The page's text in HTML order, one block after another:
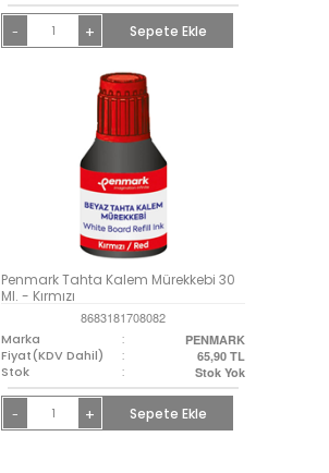
- + Sepete Ekle
Penmark Tahta Kalem Mürekkebi 30
Ml. - Kırmızı
8683181708082
Marka
: PENMARK
Fiyat(KDV Dahil) : 65,90 TL
Stok : Stok Yok
- + Sepete Ekle